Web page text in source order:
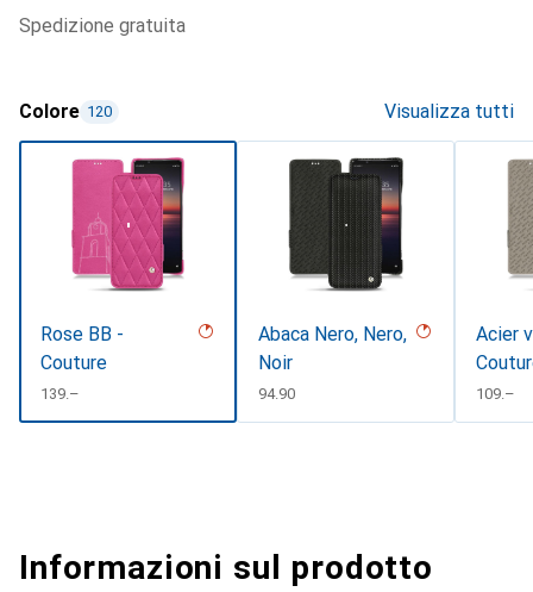
spedizione gratuita
Colore 120 Visualizza tutti
Rose BB -
Couture
CHF
139.–
Abaca Nero, Nero,
Noir
CHF
94.90
Acier
CHF
109.–
Informazioni sul prodotto